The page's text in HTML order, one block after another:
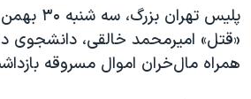
تریبونال مردمی آبان ۹۸
دادگاه حمید نوری
پلیس
«قتل» امیرمحمد خالقی، دانشجوی
همراه مال‌خران اموال مسروقه